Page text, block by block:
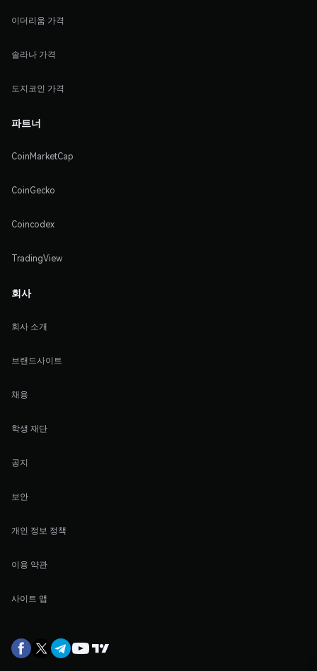
이더리움 가격
솔라나 가격
도지코인 가격
파트너
CoinMarketCap
CoinGecko
Coincodex
TradingView
회사
회사 소개
브랜드사이트
채용
학생 재단
공지
보안
개인 정보 정책
이용 약관
사이트 맵